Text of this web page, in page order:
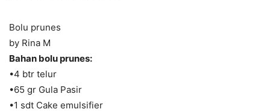
Bolu prunes
by Rina M
Bahan bolu prunes:
•4 btr telur
•65 gr Gula Pasir
•1 sdt Cake emulsifier